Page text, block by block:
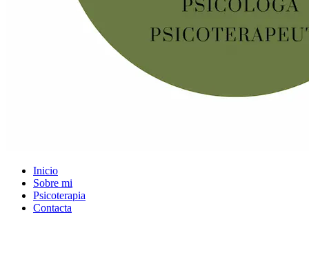
Inicio
Sobre mi
Psicoterapia
Contacta